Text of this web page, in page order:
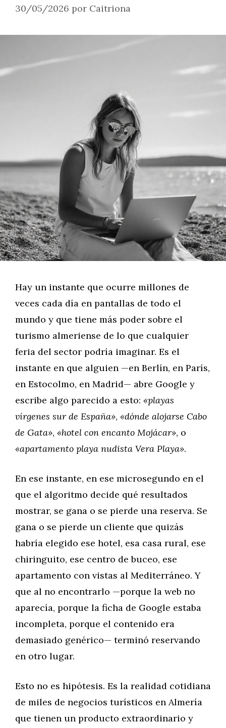
30/05/2026 por Caitriona
Hay un instante que ocurre millones de
veces cada día en pantallas de todo el
mundo y que tiene más poder sobre el
turismo almeriense de lo que cualquier
feria del sector podría imaginar. Es el
instante en que alguien —en Berlín, en París,
en Estocolmo, en Madrid— abre Google y
escribe algo parecido a esto: «playas
vírgenes sur de España», «dónde alojarse Cabo
de Gata», «hotel con encanto Mojácar», o
«apartamento playa nudista Vera Playa».
En ese instante, en ese microsegundo en el
que el algoritmo decide qué resultados
mostrar, se gana o se pierde una reserva. Se
gana o se pierde un cliente que quizás
habría elegido ese hotel, esa casa rural, ese
chiringuito, ese centro de buceo, ese
apartamento con vistas al Mediterráneo. Y
que al no encontrarlo —porque la web no
aparecía, porque la ficha de Google estaba
incompleta, porque el contenido era
demasiado genérico— terminó reservando
en otro lugar.
Esto no es hipótesis. Es la realidad cotidiana
de miles de negocios turísticos en Almería
que tienen un producto extraordinario y